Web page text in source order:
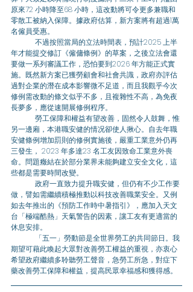
原來72 小時降至68 小時，這改動將可令更多兼職和
零散工被納入保障。據政府估算，新方案將有超過1萬
名僱員受惠。
年才能提交修訂《僱傭條例》的草案，之後立法會還
要做一系列審議工作，恐怕要到2026 年方能正式實
施。既然新方案已獲勞顧會和社會共識，政府亦評估
過對企業的潛在成本影響微不足道，而且我觀乎今次
修例需改動的條文似乎不多，且複雜性不高，為免夜
長夢多，應從速開展修例程序。
另一邊廂，本港職安健的情况卻使人揪心。自去年職
安健條例增加罰則的修例實施後，嚴重工業意外仍再
三發生， 2023 年多達23 名工友因致命工業意外喪
命。問題癥結在於部分業界未能夠建立安全文化，這
些都是需要時間改變。
做，譬如需繼續積極推動以科技改善職業安全。又例
如去年推出的《預防工作時中暑指引》，應加入天文
台「極端酷熱」天氣警告的因素，讓工友有更適當的
休息安排。
期望可藉此喚起大眾對改善勞工權益的重視，亦衷心
希望政府繼續多聆聽勞工聲音，急勞工所急，對症下
藥改善勞工保障和權益，提高民眾幸福感和獲得感。